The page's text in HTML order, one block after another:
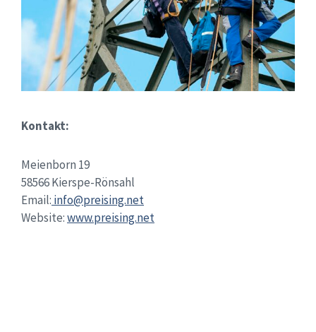
Kontakt:
Meienborn 19
58566 Kierspe-Rönsahl
Email: info@preising.net
Website:www.preising.net